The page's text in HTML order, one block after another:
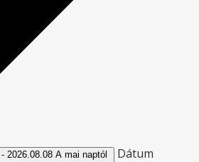
- 2026.08.08 A mai naptól Dátum